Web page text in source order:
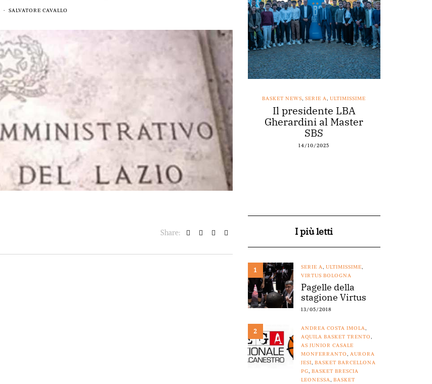
SALVATORE CAVALLO
Share:
BASKET NEWS ULTIMISSIME
Alla Roig Arena di
Valencia arriva «The
Eye»
14/07/2025
BASKET NEWS
Piazza Paci a canestro
con un’opera d’arte a
cielo aperto
17/06/2026
BASKET NEWS,SERIE A,ULTIMISSIME
Il presidente LBA
Gherardini al Master
SBS
14/10/2025
I più letti
1 SERIE A, ULTIMISSIME,
VIRTUS BOLOGNA
Pagelle della
stagione Virtus
13/05/2018
2 ANDREA COSTA IMOLA,
AQUILA BASKET TRENTO,
AS JUNIOR CASALE
MONFERRANTO, AURORA
JESI, BASKET BARCELLONA
PG, BASKET BRESCIA
LEONESSA, BASKET